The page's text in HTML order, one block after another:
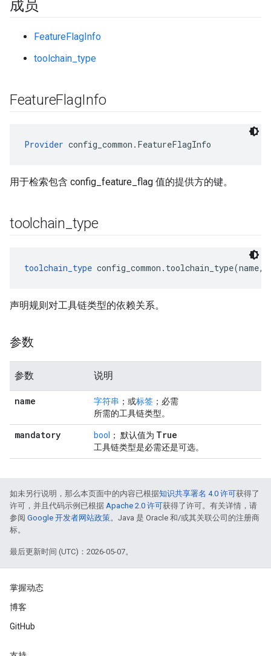
成员
FeatureFlagInfo
toolchain_type
FeatureFlagInfo
Provider config_common.FeatureFlagInfo
用于检索包含 config_feature_flag 值的提供方的键。
toolchain type
toolchain_type
声明规则对工具链类型的依赖关系。
参数
参数 说明
name 字符串 ；或标签 ；必需
所需的工具链类型。
mandatory bool ； 默认值为 True
工具链类型是必需还是可选。
如未另行说明，那么本页面中的内容已根据知识共享署名 4.0 许可获得了
许可，并且代码示例已根据 Apache 2.0 许可获得了许可。有关详情，请
参阅 Google 开发者网站政策。Java 是 Oracle 和/或其关联公司的注册商
标。
最后更新时间 (UTC)：2026-05-07。
掌握动态
博客
GitHub